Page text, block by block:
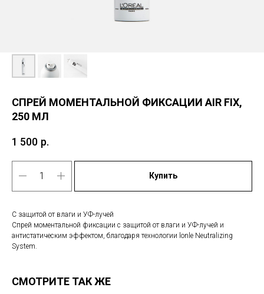
СПРЕЙ МОМЕНТАЛЬНОЙ ФИКСАЦИИ AIR FIX,
250 МЛ
1 500 р.
Купить
С защитой от влаги и УФ-лучей
Спрей моментальной фиксации с защитой от влаги и УФ-лучей и
антистатическим эффектом, благодаря технологии lonle Neutralizing
System.
СМОТРИТЕ ТАК ЖЕ